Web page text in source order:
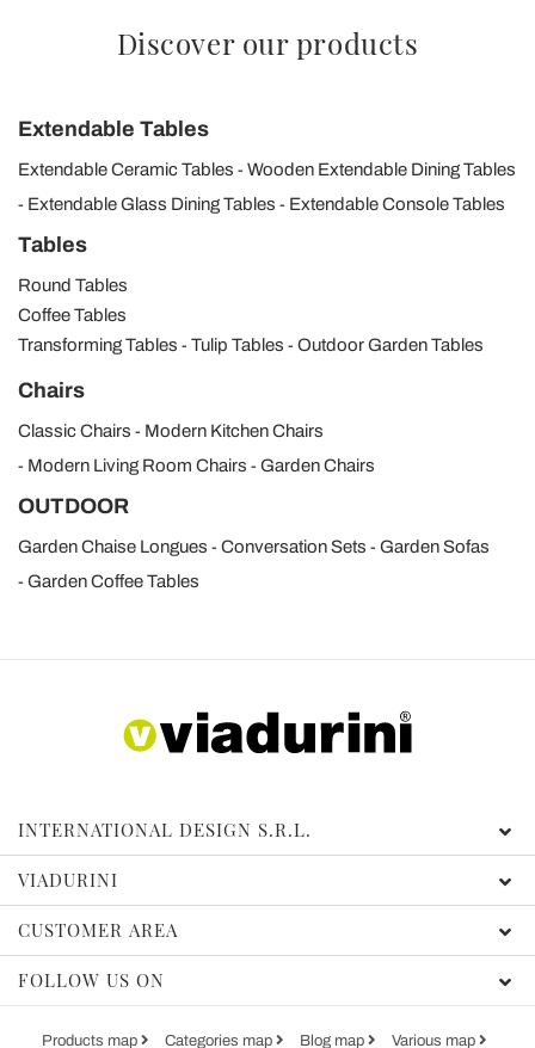
Discover our products
Extendable Tables
Extendable Ceramic Tables
Wooden Extendable Dining Tables
Extendable Glass Dining Tables
Extendable Console Tables
Tables
Round Tables
Coffee Tables
Transforming Tables
Tulip Tables Outdoor Garden Tables
Chairs
Classic Chairs
Modern Kitchen Chairs
Modern Living Room Chairs
Garden Chairs
OUTDOOR
Garden Chaise Longues Conversation Sets
Garden Sofas
Garden Coffee Tables
INTERNATIONAL DESIGN S.R.L.
VIADURINI
CUSTOMER AREA
FOLLOW US ON
Products map Categories map Blog map Various map